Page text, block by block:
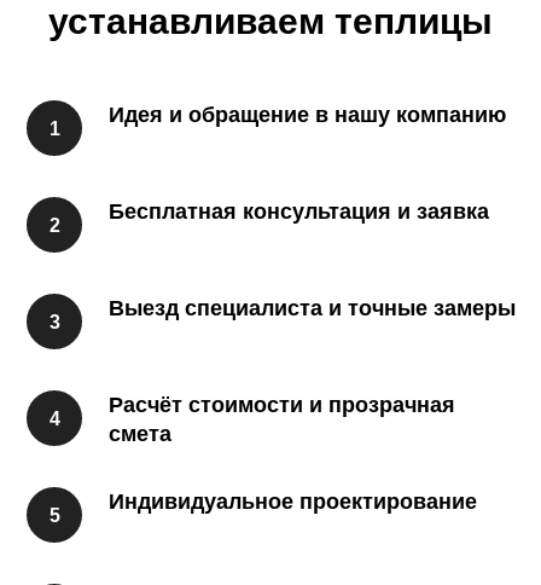
устанавливаем теплицы
Идея и обращение в нашу компанию
Бесплатная консультация и заявка
Выезд специалиста и точные замеры
Расчёт стоимости и прозрачная
смета
Индивидуальное проектирование